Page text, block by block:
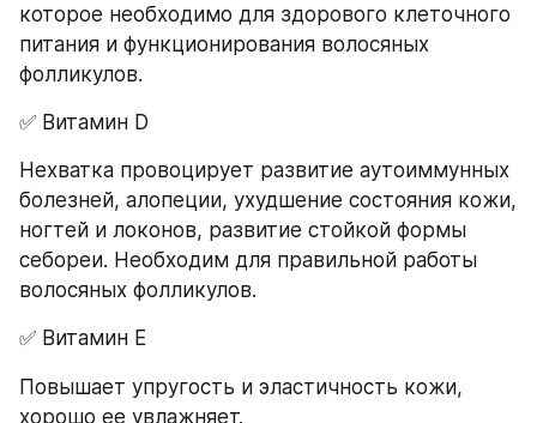
которое необходимо для здорового клеточного
питания и функционирования волосяных
фолликулов.
✅ Витамин D
Нехватка провоцирует развитие аутоиммунных
болезней, алопеции, ухудшение состояния кожи,
ногтей и локонов, развитие стойкой формы
себореи. Необходим для правильной работы
волосяных фолликулов.
✅ Витамин E
Повышает упругость и эластичность кожи,
хорошо ее увлажняет.